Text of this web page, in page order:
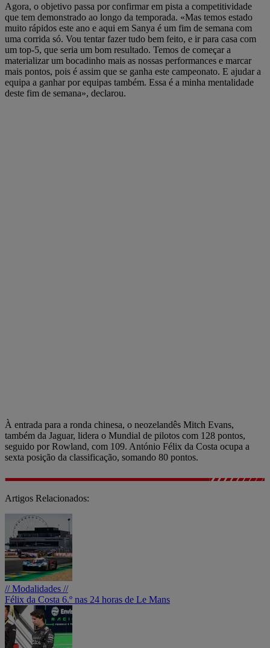
Agora, o objetivo passa por confirmar em pista a competitividade
que tem demonstrado ao longo da temporada. «Mas temos estado
muito rápidos este ano e aqui em Sanya é um fim de semana com
uma corrida só. Vou tentar fazer tudo bem feito, e ir para casa com
um top-5, que seria um bom resultado. Temos de começar a
materializar um bocadinho mais as nossas performances e marcar
mais pontos, pois é assim que se ganha este campeonato. E ajudar a
equipa a ganhar por equipas também. Essa é a minha mentalidade
deste fim de semana», declarou.
À entrada para a ronda chinesa, o neozelandês Mitch Evans,
também da Jaguar, lidera o Mundial de pilotos com 128 pontos,
seguido por Rowland, com 109. António Félix da Costa ocupa a
sexta posição da classificação, somando 80 pontos.
Artigos Relacionados:
// Modalidades //
Félix da Costa 6.º nas 24 horas de Le Mans